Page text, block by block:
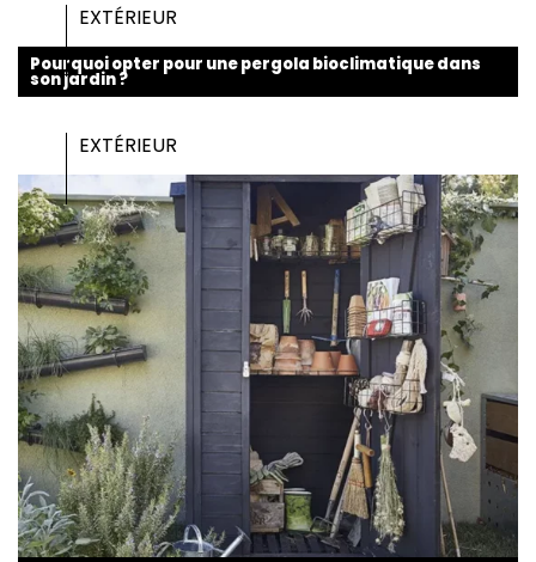
EXTÉRIEUR
Pourquoi opter pour une pergola bioclimatique dans
son jardin ?
EXTÉRIEUR